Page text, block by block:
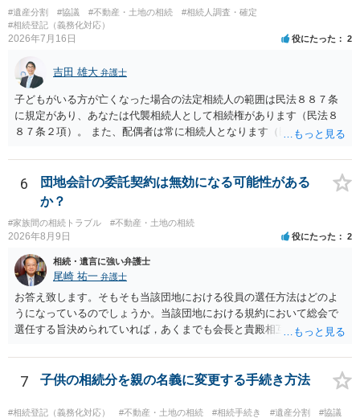
ないということでしょうか。遺言で、受取を指定されててもいらない
と拒否することはできます。理由を説明する必要はありません。
#遺産分割 #協議 #不動産・土地の相続
#相続人調査・確定
#相続登記（義務化対応）
2026年7月16日 役にたった 2
吉田 雄大 弁護士
子どもがいる方が亡くなった場合の法定相続人の範囲は民法８８７条
に規定があり、あなたは代襲相続人として相続権があります（民法８
８７条２項）。 また、配偶者は常に相続人となります（民法８９０
も相続権があります。つまり、孫５人に加えて「おじ又はおば」にも
相続権がある可能性があります。
6
団地会計の委託契約は無効になる可能性がある
か？
#家族間の相続トラブル #不動産・土地の相続
2026年8月9日 役にたった 2
相続・遺言に強い弁護士
尾崎 祐一 弁護士
お答え致します。そもそも当該団地における役員の選任方法はどのよ
うになっているのでしょうか。当該団地における規約において総会で
選任する旨決められていれば，あくまでも会長と貴殿相互間における
し，団地と貴殿との委託契約は有効に成立しています。当該団地にお
ける役員の選任が会長の専権でできるのであれば，貴殿と会長との合
7 子供の相続分を親の名義に変更する手続き方法
#相続登記（義務化対応） #不動産・土地の相続 #相続手続き #遺産分割
#協議